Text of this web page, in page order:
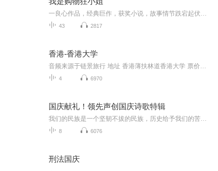
43 2817
香港-香港大学
4 6970
国庆献礼！领先声创国庆诗歌特辑
8 6076
刑法国庆